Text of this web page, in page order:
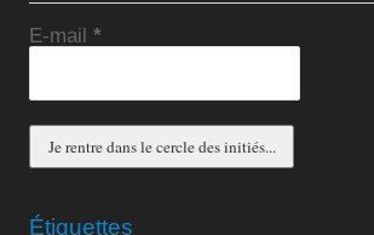
E-mail*
Étiquettes